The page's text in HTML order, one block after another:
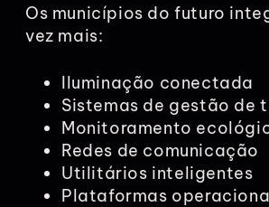
Os municípios do futuro
vez mais:
Iluminação conectada
Sistemas de gestão de
Monitoramento
Redes de comunicação
Utilitários inteligentes
Plataformas